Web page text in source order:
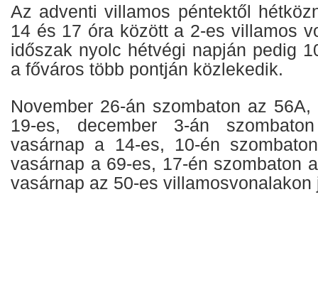
Az adventi villamos péntektől
14 és 17 óra között a 2-es villamos
időszak nyolc hétvégi napján pedig
a főváros több pontján közlekedik.
November 26-án szombaton az
19-es, december 3-án
vasárnap a 14-es, 10-én
vasárnap a 69-es, 17-én szombaton
vasárnap az 50-es villamosvonalakon